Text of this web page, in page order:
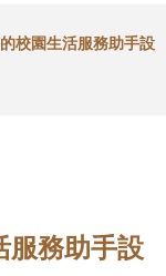
校園生活服務助手設
服務助手設